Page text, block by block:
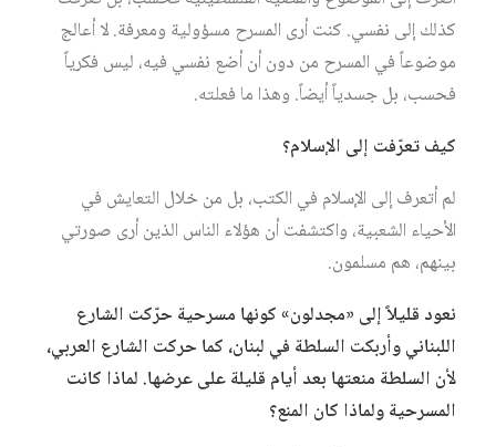
كذلك إلى نفسي. كنت أرى المسرح مسؤولية ومعرفة. لا أعالج
موضوعاً في المسرح من دون أن أضع نفسي فيه، ليس فكرياً
فحسب، بل جسدياً أيضاً. وهذا ما فعلته.
كيف تعرّفت إلى الإسلام؟
لم أتعرف إلى الإسلام في الكتب، بل من خلال التعايش في
الأحياء الشعبية، واكتشفت أن هؤلاء الناس الذين أرى صورتي
بينهم، هم مسلمون.
نعود قليلاً إلى «مجدلون» كونها مسرحية حرّكت الشارع
اللبناني وأربكت السلطة في لبنان، كما حركت الشارع العربي،
لأن السلطة منعتها بعد أيام قليلة على عرضها. لماذا كانت
المسرحية ولماذا كان المنع؟